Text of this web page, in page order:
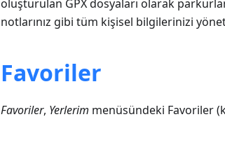
oluşturulan GPX dosyaları olarak
notlarınız gibi tüm kişisel bilgilerinizi
Favoriler
Favoriler, Yerlerim menüsündeki Favoriler